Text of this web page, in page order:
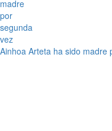
Ainhoa Arteta ha sido madre